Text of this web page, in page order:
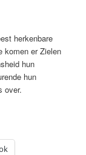
herkenbare
komen er Zielen
hun
hun
over.